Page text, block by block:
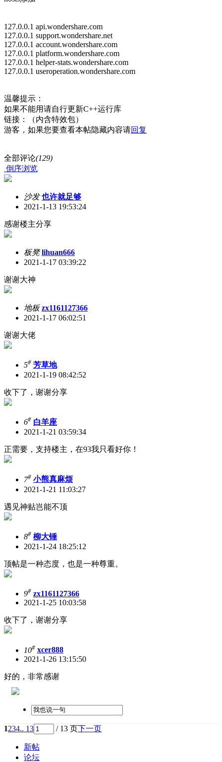
127.0.0.1 api.wondershare.com
127.0.0.1 support.wondershare.net
127.0.0.1 account.wondershare.com
127.0.0.1 platform.wondershare.com
127.0.0.1 helper-stats.wondershare.com
127.0.0.1 useroperation.wondershare.com
温馨提示：
如果不能用请自行更新C++运行库
链接：（内含特效包）
游客，如果您要查看本帖隐藏内容请回复
全部评论(129)
倒序浏览
沙发 也许就足够
2021-1-13 19:53:24
感谢楼主分享
板凳 lihuan666
2021-1-17 03:39:22
谢谢大神
地板 zx1161127366
2021-1-17 06:02:51
谢谢大佬
5# 芳草地
2021-1-19 08:42:52
收下了，谢谢分享
6# 白羊座
2021-1-21 03:59:34
正需要，支持楼主，在93我只看好你！
7# 小熊真麻烦
2021-1-21 11:03:27
遇见神贴岂能不顶
8# 柳大锤
2021-1-24 18:25:12
顶帖是一种态度，也是一种尊重。
9# zx1161127366
2021-1-25 10:03:58
收下了，谢谢分享
10# xcer888
2021-1-26 13:15:50
好的，非常感谢
1234.. 13 / 13 页下一页
新帖
论坛